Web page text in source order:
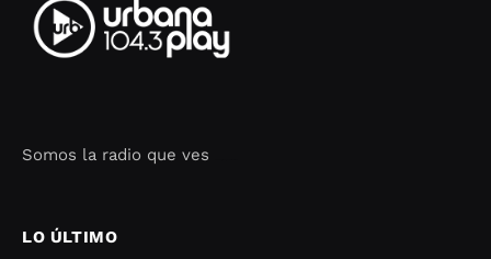
Somos la radio que ves
LO ÚLTIMO